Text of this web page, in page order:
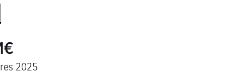
2025